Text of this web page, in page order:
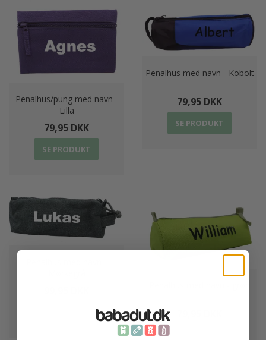
Penalhus/pung med navn -
Lilla
79,95 DKK
SE PRODUKT
Penalhus med navn - Kobolt
79,95 DKK
SE PRODUKT
Penalhus med navn - grøn